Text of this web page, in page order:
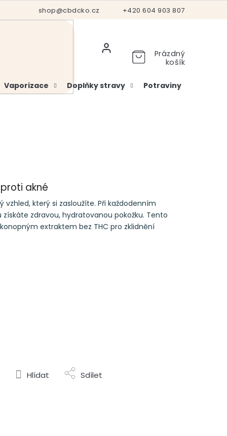
+420 604 903 807
shop@cbdcko.cz
Hodnocení obchodu Vrácení a reklamace
Prázdný
košík
Vaporizace Doplňky stravy Potraviny
akné
který si zasloužíte. Při každodenním
zdravou, hydratovanou pokožku. Tento
extraktem bez THC pro zklidnění
Hlídat Sdílet